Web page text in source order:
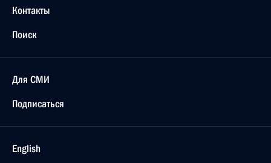
Контакты
Поиск
Для СМИ
Подписаться
English